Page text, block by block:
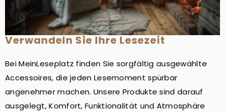
Verwandeln Sie Ihre Lesezeit
Bei MeinLeseplatz finden Sie sorgfältig ausgewählte
Accessoires, die jeden Lesemoment spürbar
angenehmer machen. Unsere Produkte sind darauf
ausgelegt, Komfort, Funktionalität und Atmosphäre